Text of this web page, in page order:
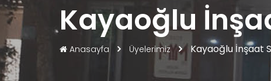
Kayaoğlu
Anasayfa Üyelerimiz Kayaoğlu İnşaat